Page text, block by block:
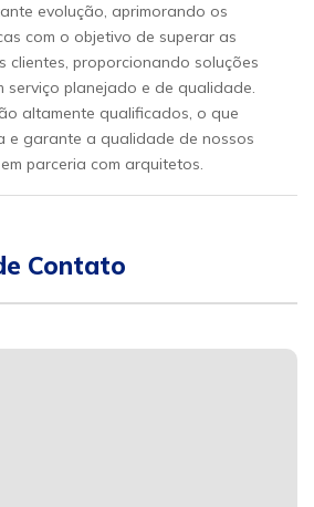
evolução, aprimorando os
com o objetivo de superar as
clientes, proporcionando soluções
serviço planejado e de qualidade.
altamente qualificados, o que
e garante a qualidade de nossos
parceria com arquitetos.
Contato